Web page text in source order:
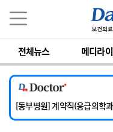
전체뉴스 메디라
[서울아산병원] 2026년 하반
[영남대학교의료원] 마취통
[충남대학교병원] 소아청소
[동부병원] 계약직(응급의학
[이대목동병원] 하반기 전공